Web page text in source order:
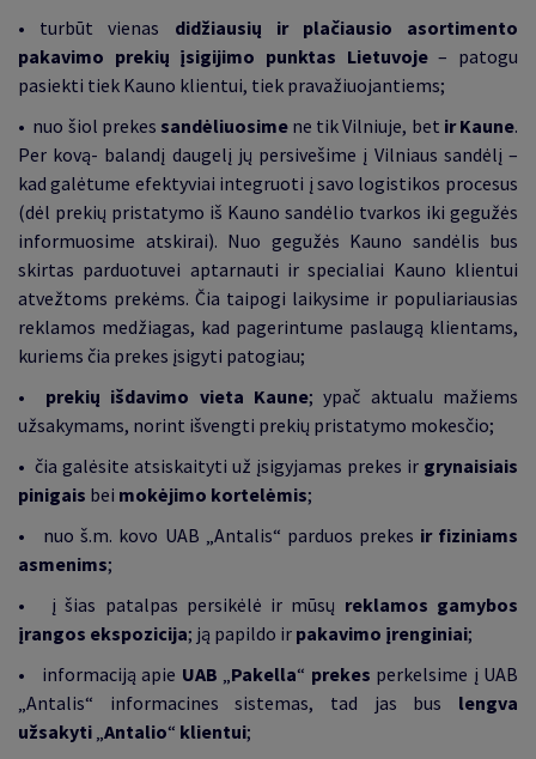
• turbūt vienas didžiausių ir plačiausio asortimento
pakavimo prekių įsigijimo punktas Lietuvoje – patogu
pasiekti tiek Kauno klientui, tiek pravažiuojantiems;
• nuo šiol prekes sandėliuosimene tik Vilniuje, bet ir Kaune.
Per kovą- balandį daugelį jų persivešime į Vilniaus sandėlį –
kad galėtume efektyviai integruoti į savo logistikos procesus
(dėl prekių pristatymo iš Kauno sandėlio tvarkos iki gegužės
informuosime atskirai). Nuo gegužės Kauno sandėlis bus
skirtas parduotuvei aptarnauti ir specialiai Kauno klientui
atvežtoms prekėms. Čia taipogi laikysime ir populiariausias
reklamos medžiagas, kad pagerintume paslaugą klientams,
kuriems čia prekes įsigyti patogiau;
• prekių išdavimo vieta Kaune; ypač aktualu mažiems
užsakymams, norint išvengti prekių pristatymo mokesčio;
• čia galėsite atsiskaityti už įsigyjamas prekes ir grynaisiais
pinigais bei mokėjimo kortelėmis;
• nuo š.m. kovo UAB „Antalis“ parduos prekes ir fiziniams
asmenims;
• į šias patalpas persikėlė ir mūsų reklamos gamybos
įrangos ekspozicija; ją papildo ir pakavimo įrenginiai;
• informaciją apie UAB „Pakella“ prekes perkelsime į UAB
„Antalis“ informacines sistemas, tad jas bus lengva
užsakyti „Antalio“ klientui;